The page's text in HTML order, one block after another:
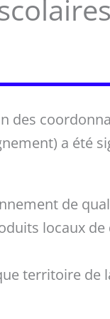
des
a été
de
locaux
territoire de